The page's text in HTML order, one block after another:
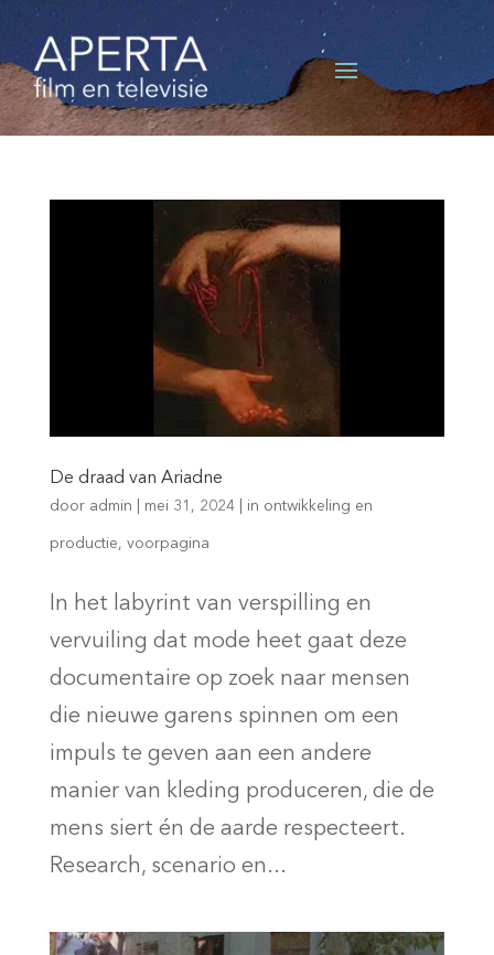
De draad van Ariadne
door admin mei 31, 2024| in ontwikkeling en
productie, voorpagina
In het labyrint van verspilling en
vervuiling dat mode heet gaat deze
documentaire op zoek naar mensen
die nieuwe garens spinnen om een
impuls te geven aan een andere
manier van kleding produceren, die de
mens siert én de aarde respecteert.
Research, scenario en...